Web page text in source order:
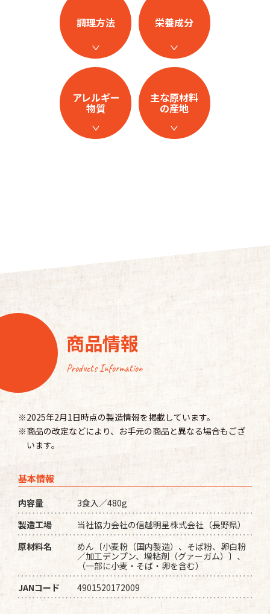
調理方法 栄養成分
アレルギー
物質
主な原材料
の産地
商品情報
Products Information
※2025年2月1日時点の製造情報を掲載しています。
※商品の改定などにより、お手元の商品と異なる場合もござ
います。
基本情報
内容量
3食入／480g
製造工場
当社協力会社の信越明星株式会社（長野県）
原材料名
めん〔小麦粉（国内製造）、そば粉、卵白粉
／加工デンプン、増粘剤（グァーガム）〕、
（一部に小麦・そば・卵を含む）
JANコード
4901520172009